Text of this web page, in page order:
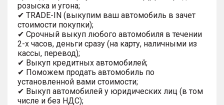
розыска и угона;
✔ TRADE-IN (выкупим ваш автомобиль в зачет
стоимости покупки);
✔ Срочный выкуп любого автомобиля в течении
2-х часов, деньги сразу (на карту, наличными из
кассы, перевод);
✔ Выкуп кредитных автомобилей;
✔ Поможем продать автомобиль по
установленной вами стоимости;
✔ Выкуп автомобилей у юридических лиц (в том
числе и без НДС);